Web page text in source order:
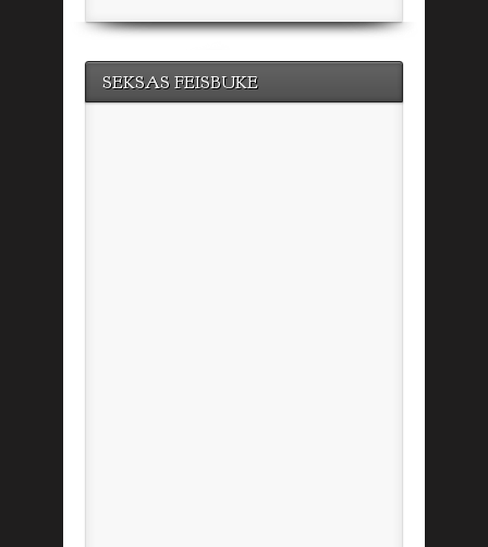
SEKSAS FEISBUKE